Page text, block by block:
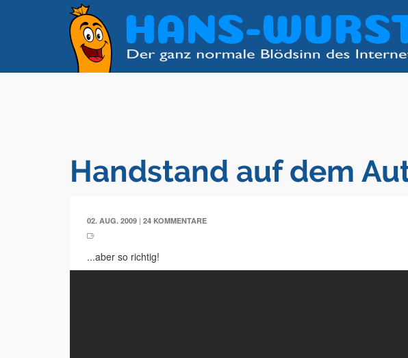
Handstand auf dem
02. AUG. 2009 | 24 KOMMENTARE
...aber so richtig!